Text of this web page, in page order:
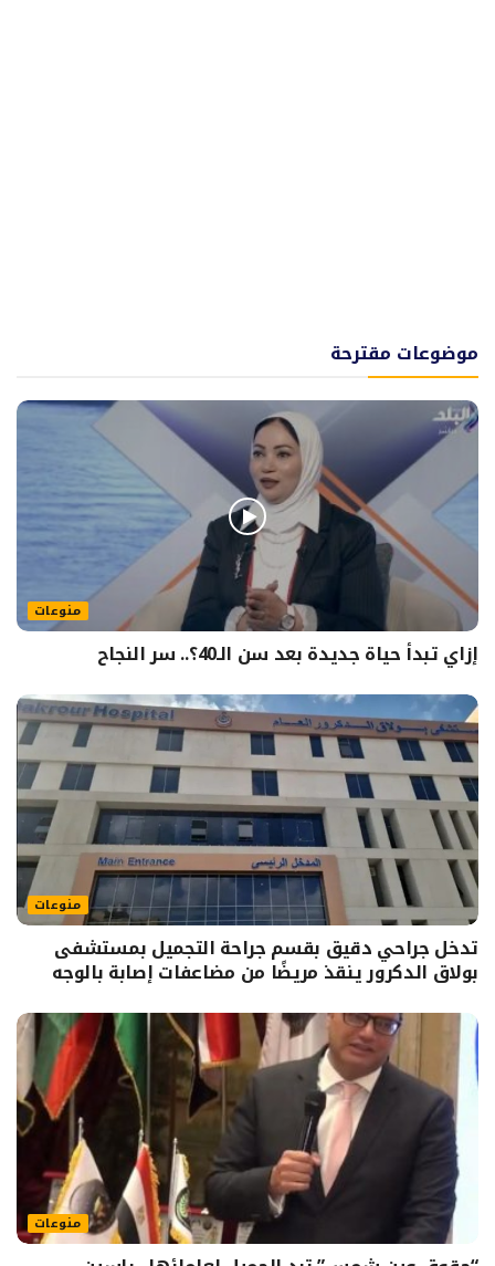
موضوعات مقترحة
منوعات
إزاي تبدأ حياة جديدة بعد سن الـ40؟.. سر النجاح
منوعات
تدخل جراحي دقيق بقسم جراحة التجميل بمستشفى
بولاق الدكرور ينقذ مريضًا من مضاعفات إصابة بالوجه
منوعات